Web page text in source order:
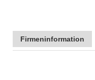
Firmeninformation